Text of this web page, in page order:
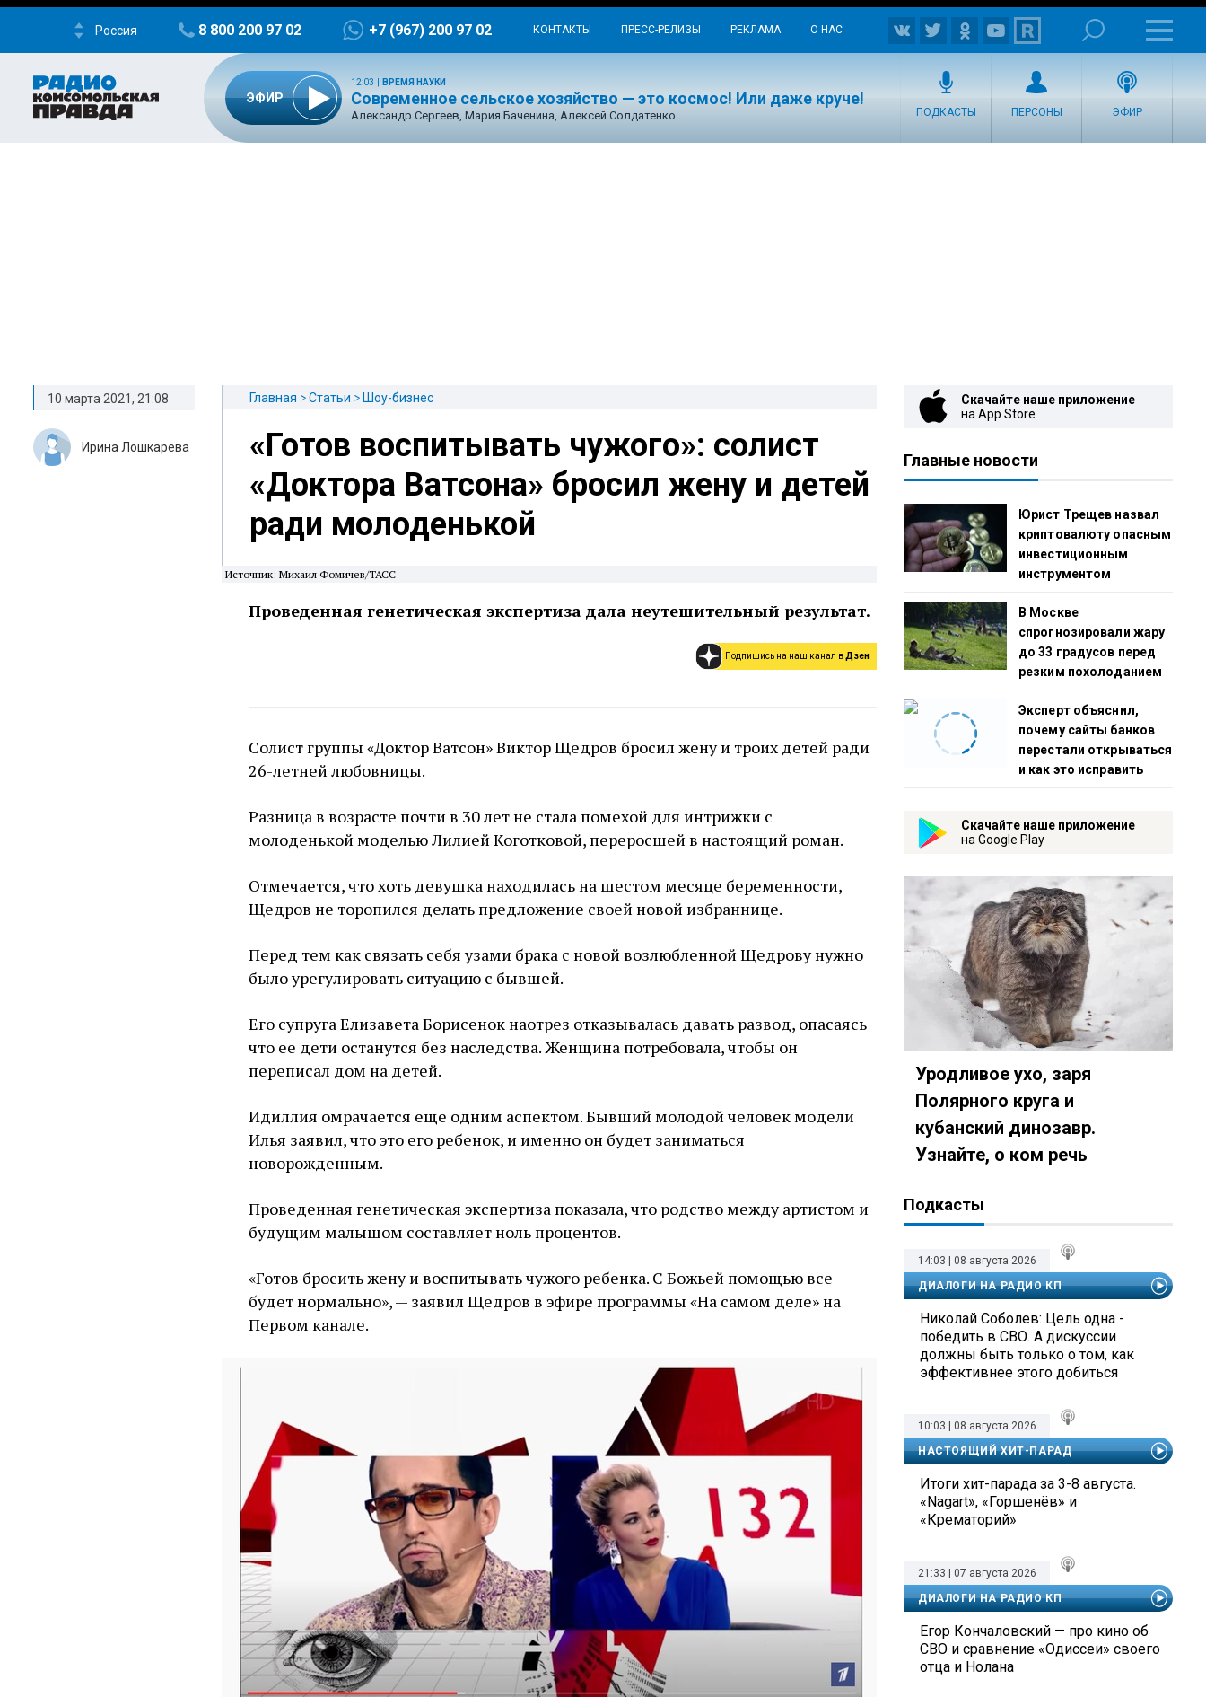
Россия 8 800 200 97 02 +7 (967) 200 97 02 КОНТАКТЫ ПРЕСС-РЕЛИЗЫ РЕКЛАМА О НАС
ЭФИР
12:03 ВРЕМЯ НАУКИ
Современное сельское хозяйство — это космос! Или даже круче!
Александр Сергеев, Мария Баченина, Алексей Солдатенко ПОДКАСТЫ ПЕРСОНЫ ЭФИР
Главная Статьи Шоу-бизнес
«Готов воспитывать чужого»: солист
«Доктора Ватсона» бросил жену и детей
ради молоденькой
Источник: Михаил Фомичев/ТАСС
Проведенная генетическая экспертиза дала неутешительный результат.
Подпишись на наш канал вДзен
Солист группы «Доктор Ватсон» Виктор Щедров бросил жену и троих детей ради
26-летней любовницы.
Разница в возрасте почти в 30 лет не стала помехой для интрижки с
молоденькой моделью Лилией Коготковой, переросшей в настоящий роман.
Отмечается, что хоть девушка находилась на шестом месяце беременности,
Щедров не торопился делать предложение своей новой избраннице.
Перед тем как связать себя узами брака с новой возлюбленной Щедрову нужно
было урегулировать ситуацию с бывшей.
Его супруга Елизавета Борисенок наотрез отказывалась давать развод, опасаясь
что ее дети останутся без наследства. Женщина потребовала, чтобы он
переписал дом на детей.
Идиллия омрачается еще одним аспектом. Бывший молодой человек модели
Илья заявил, что это его ребенок, и именно он будет заниматься
новорожденным.
Проведенная генетическая экспертиза показала, что родство между артистом и
будущим малышом составляет ноль процентов.
«Готов бросить жену и воспитывать чужого ребенка. С Божьей помощью все
будет нормально», — заявил Щедров в эфире программы «На самом деле» на
Первом канале.
10 марта 2021, 21:08
Ирина Лошкарева
Скачайте наше приложение
на App Store
Главные новости
Юрист Трещев назвал
криптовалюту опасным
инвестиционным
инструментом
В Москве
спрогнозировали жару
до 33 градусов перед
резким похолоданием
Эксперт объяснил,
почему сайты банков
перестали открываться
и как это исправить
Скачайте наше приложение
на Google Play
Уродливое ухо, заря
Полярного круга и
кубанский динозавр.
Узнайте, о ком речь
Подкасты
14:03 | 08 августа 2026
ДИАЛОГИ НА РАДИО КП
Николай Соболев: Цель одна -
победить в СВО. А дискуссии
должны быть только о том, как
эффективнее этого добиться
10:03 | 08 августа 2026
НАСТОЯЩИЙ ХИТ-ПАРАД
Итоги хит-парада за 3-8 августа.
«Nagart», «Горшенёв» и
«Крематорий»
21:33 | 07 августа 2026
ДИАЛОГИ НА РАДИО КП
Егор Кончаловский — про кино об
СВО и сравнение «Одиссеи» своего
отца и Нолана